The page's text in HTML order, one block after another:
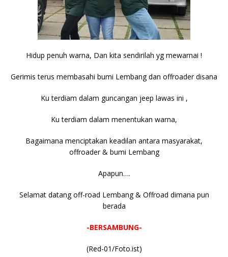
Hidup penuh warna, Dan kita sendirilah yg mewarnai !
Gerimis terus membasahi bumi Lembang dan offroader disana
Ku terdiam dalam guncangan jeep lawas ini ,
Ku terdiam dalam menentukan warna,
Bagaimana menciptakan keadilan antara masyarakat,
offroader & bumi Lembang
Apapun….
Selamat datang off-road Lembang & Offroad dimana pun
berada
-BERSAMBUNG-
(Red-01/Foto.ist)